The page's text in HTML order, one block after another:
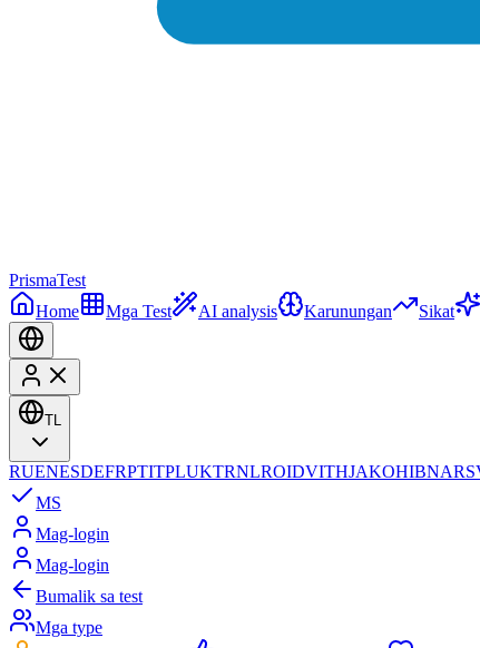
PrismaTest
Home
Mga Test AI analysis Karunungan Sikat
TL
RUENESDEFRPTITPLUKTRNLROIDVITHJAKOHIBNAR
MS
Mag-login
Mag-login
Bumalik sa test
Mga type